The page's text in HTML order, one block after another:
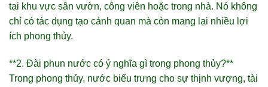
tại khu vực sân vườn, công viên hoặc trong nhà. Nó không
chỉ có tác dụng tạo cảnh quan mà còn mang lại nhiều lợi
ích phong thủy.
**2. Đài phun nước có ý nghĩa gì trong phong thủy?**
Trong phong thủy, nước biểu trưng cho sự thịnh vượng, tài